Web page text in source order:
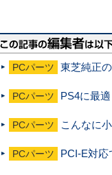
PCパーツ 東芝純正
PCパーツ PS4に最
PCパーツ こんなに
PCパーツ PCI-E対応